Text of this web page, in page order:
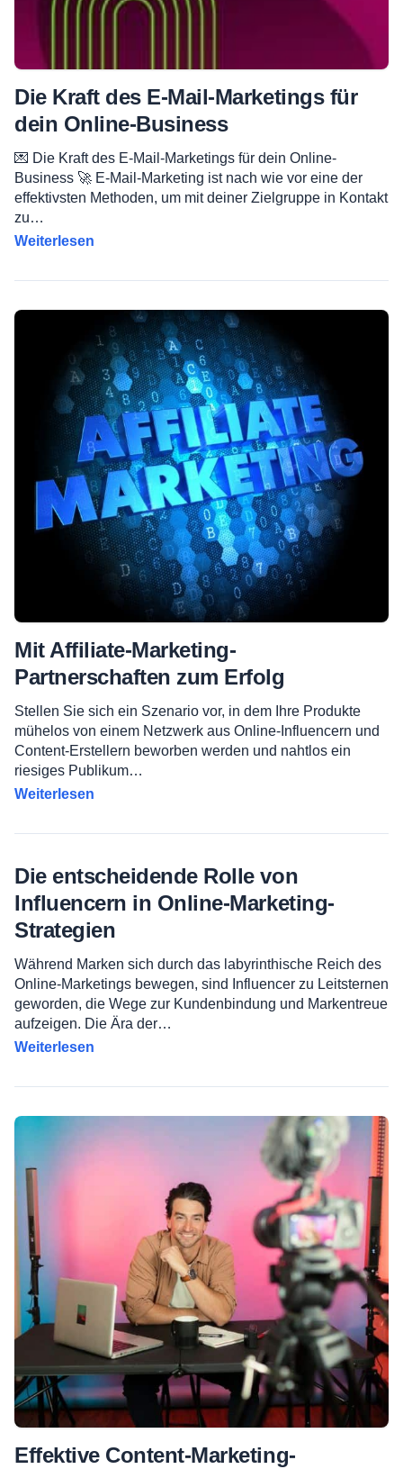
Die Kraft des E-Mail-Marketings für
dein Online-Business
💌 Die Kraft des E-Mail-Marketings für dein Online-
Business 🚀 E-Mail-Marketing ist nach wie vor eine der
effektivsten Methoden, um mit deiner Zielgruppe in Kontakt
zu…
Weiterlesen
Mit Affiliate-Marketing-
Partnerschaften zum Erfolg
Stellen Sie sich ein Szenario vor, in dem Ihre Produkte
mühelos von einem Netzwerk aus Online-Influencern und
Content-Erstellern beworben werden und nahtlos ein
riesiges Publikum…
Weiterlesen
Die entscheidende Rolle von
Influencern in Online-Marketing-
Strategien
Während Marken sich durch das labyrinthische Reich des
Online-Marketings bewegen, sind Influencer zu Leitsternen
geworden, die Wege zur Kundenbindung und Markentreue
aufzeigen. Die Ära der…
Weiterlesen
Effektive Content-Marketing-